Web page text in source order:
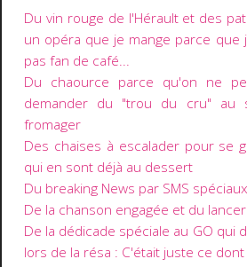
Du vin rouge de l'Hérault et des
un opéra que je mange parce que
pas fan de café...
Du chaource parce qu'on ne
demander du "trou du cru" au
fromager
Des chaises à escalader pour se
qui en sont déjà au dessert
Du breaking News par SMS spéciaux
De la chanson engagée et du
De la dédicade spéciale au GO qui
lors de la résa : C'était juste ce dont